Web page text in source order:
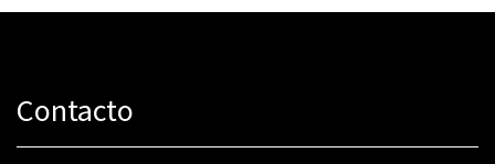
Contacto